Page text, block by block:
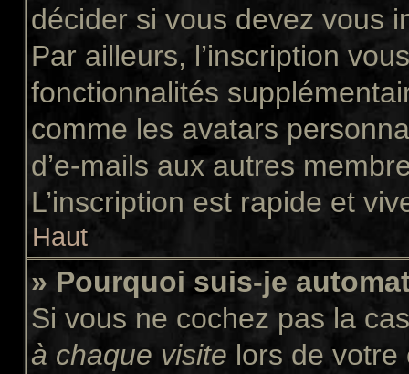
décider si vous devez vous
Par ailleurs, l’inscription
fonctionnalités
comme les avatars
d’e-mails aux autres
L’inscription est rapide et
Haut
» Pourquoi suis-je
Si vous ne cochez pas la
à chaque visite lors de votre